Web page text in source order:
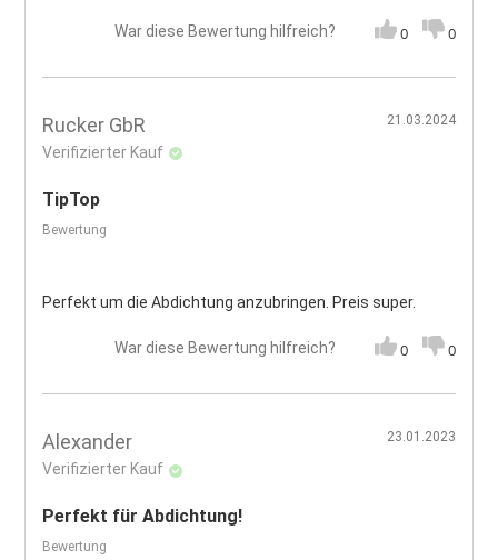
War diese Bewertung hilfreich? 0 0
Rucker GbR
Verifizierter Kauf
21.03.2024
TipTop
Bewertung
Perfekt um die Abdichtung anzubringen. Preis super.
War diese Bewertung hilfreich? 0 0
Alexander
Verifizierter Kauf
23.01.2023
Perfekt für Abdichtung!
Bewertung